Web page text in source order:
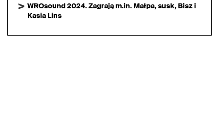
WROsound 2024. Zagrają m.in. Małpa, susk, Bisz i
Kasia Lins